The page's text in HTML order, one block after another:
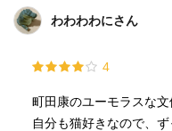
わわわわにさん
4
町田康のユーモラスな文
自分も猫好きなので、